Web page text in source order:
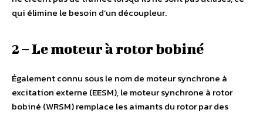
qui élimine le besoin d’un découpleur.
2 – Le moteur à rotor bobiné
Également connu sous le nom de moteur synchrone à
excitation externe (EESM), le moteur synchrone à rotor
bobiné (WRSM) remplace les aimants du rotor par des